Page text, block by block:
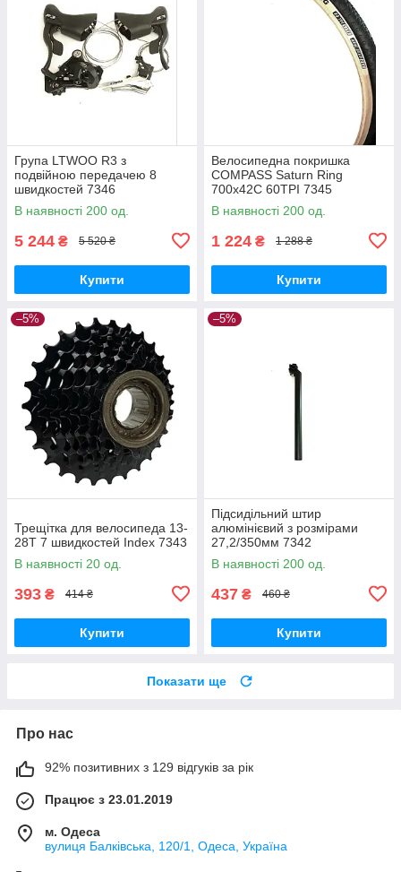
Група LTWOO R3 з
подвійною передачею 8
швидкостей 7346
В наявності 200 од.
5 244 ₴ 5 520 ₴
Купити
Велосипедна покришка
COMPASS Saturn Ring
700x42C 60TPI 7345
В наявності 200 од.
1 224 ₴ 1 288 ₴
Купити
–5%
Трещітка для велосипеда 13-
28Т 7 швидкостей Index 7343
В наявності 20 од.
393 ₴ 414 ₴
Купити
–5%
Підсидільний штир
алюмінієвий з розмірами
27,2/350мм 7342
В наявності 200 од.
437 ₴ 460 ₴
Купити
Показати ще
Про нас
92% позитивних з 129 відгуків за рік
Працює з 23.01.2019
м. Одеса
вулиця Балківська, 120/1, Одеса, Україна